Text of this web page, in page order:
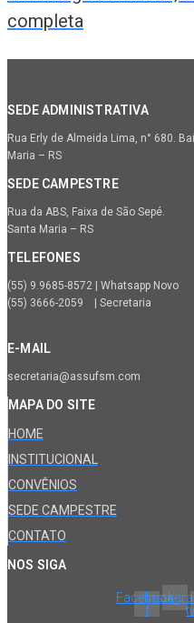
completa
SEDE ADMINISTRATIVA
Rua Erly de Almeida Lima, n° 680.
Maria – RS
SEDE CAMPESTRE
Rua da ABS, Faixa de São Sepé.
Santa Maria – RS
TELEFONES
(55) 9.9685-8572 | Whatsapp Novo
(55) 3666-2059 | Secretaria
E-MAIL
secretaria@assufsm.com
MAPA DO SITE
HOME
INSTITUCIONAL
CONVÊNIOS
SEDE CAMPESTRE
CONTATO
NOS SIGA
Facebook-
f